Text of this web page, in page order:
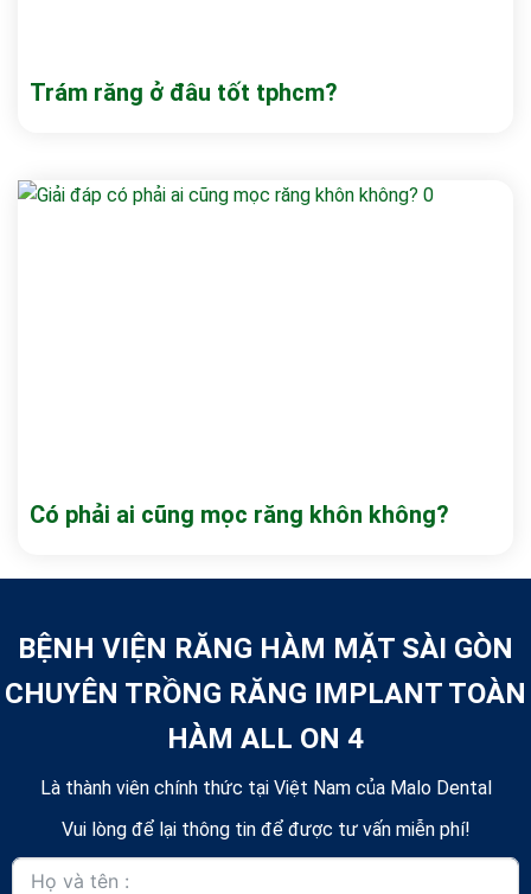
Trám răng ở đâu tốt tphcm?
Có phải ai cũng mọc răng khôn không?
BỆNH VIỆN RĂNG HÀM MẶT SÀI GÒN
CHUYÊN TRỒNG RĂNG IMPLANT TOÀN
HÀM ALL ON 4
Là thành viên chính thức tại Việt Nam của Malo Dental
Vui lòng để lại thông tin để được tư vấn miễn phí!